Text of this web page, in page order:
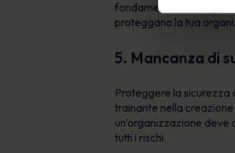
fondamentale della
proteggano la tua
5. Mancanza di
Proteggere la sicurezza
trainante nella
un’organizzazione
tutti i rischi.